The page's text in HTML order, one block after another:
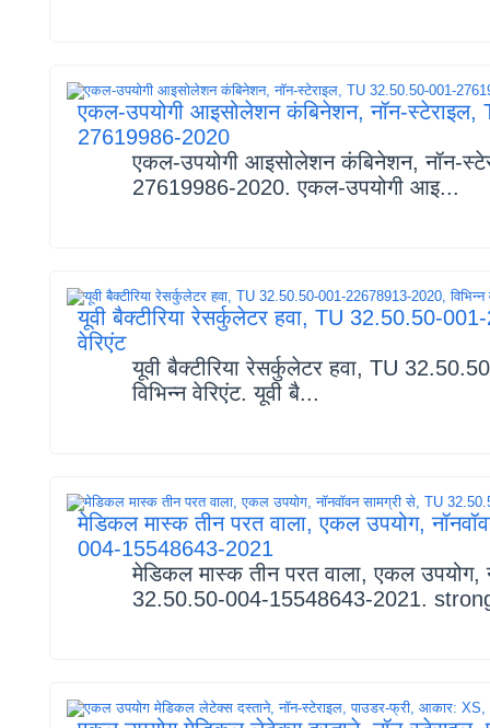
एकल-उपयोगी आइसोलेशन कंबिनेशन, नॉन-
27619986-2020
एकल-उपयोगी आइसोलेशन कंबिनेशन, नॉन-
27619986-2020. एकल-उपयोगी आइ...
यूवी बैक्टीरिया रेसर्कुलेटर हवा, TU 32.50.50-
वेरिएंट
यूवी बैक्टीरिया रेसर्कुलेटर हवा, TU
विभिन्न वेरिएंट. यूवी बै...
मेडिकल मास्क तीन परत वाला, एकल उपयोग,
004-15548643-2021
मेडिकल मास्क तीन परत वाला, एकल उपयोग,
32.50.50-004-15548643-2021.